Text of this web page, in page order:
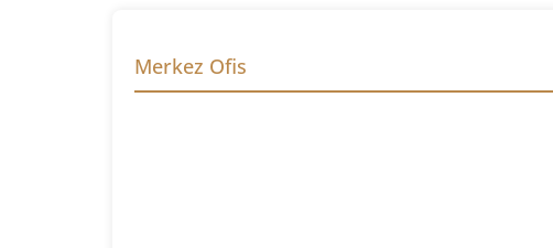
Merkez Ofis